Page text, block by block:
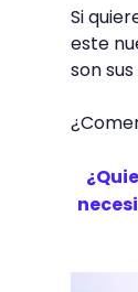
Si
este
son